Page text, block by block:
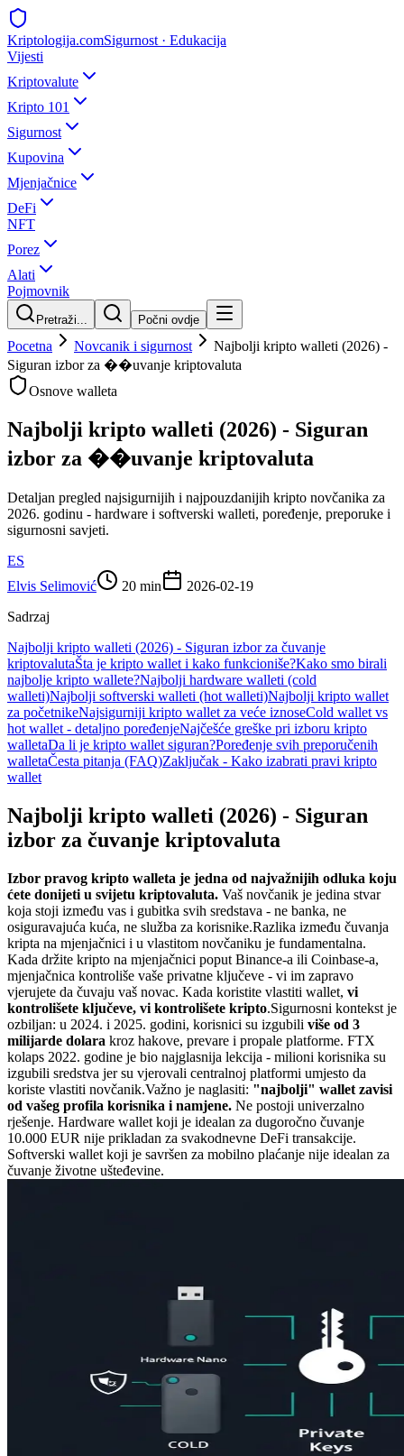
Kriptologija.comSigurnost · Edukacija
Vijesti
Kriptovalute
Kripto 101
Sigurnost
Kupovina
Mjenjačnice
DeFi
NFT
Porez
Alati
Pojmovnik
Pretraži... Počni ovdje
Pocetna Novcanik i sigurnost
Najbolji kripto walleti (2026) -
Siguran izbor za ��uvanje kriptovaluta
Osnove walleta
Najbolji kripto walleti (2026) - Siguran
izbor za ��uvanje kriptovaluta
Detaljan pregled najsigurnijih i najpouzdanijih kripto novčanika za
2026. godinu - hardware i softverski walleti, poređenje, preporuke i
sigurnosni savjeti.
ES
Elvis Selimović
20 min
2026-02-19
Sadrzaj
Najbolji kripto walleti (2026) - Siguran izbor za čuvanje
kriptovalutaŠta je kripto wallet i kako funkcioniše?Kako smo birali
najbolje kripto wallete?Najbolji hardware walleti (cold
walleti)Najbolji softverski walleti (hot walleti)Najbolji kripto wallet
za početnikeNajsigurniji kripto wallet za veće iznoseCold wallet vs
hot wallet - detaljno poređenjeNajčešće greške pri izboru kripto
walletaDa li je kripto wallet siguran?Poređenje svih preporučenih
walletaČesta pitanja (FAQ)Zaključak - Kako izabrati pravi kripto
wallet
Najbolji kripto walleti (2026) - Siguran
izbor za čuvanje kriptovaluta
Izbor pravog kripto walleta je jedna od najvažnijih odluka koju
ćete donijeti u svijetu kriptovaluta. Vaš novčanik je jedina stvar
koja stoji između vas i gubitka svih sredstava - ne banka, ne
osiguravajuća kuća, ne služba za korisnike.Razlika između čuvanja
kripta na mjenjačnici i u vlastitom novčaniku je fundamentalna.
Kada držite kripto na mjenjačnici poput Binance-a ili Coinbase-a,
mjenjačnica kontroliše vaše privatne ključeve - vi im zapravo
vjerujete da čuvaju vaš novac. Kada koristite vlastiti wallet, vi
kontrolišete ključeve, vi kontrolišete kripto.Sigurnosni kontekst je
ozbiljan: u 2024. i 2025. godini, korisnici su izgubili više od 3
milijarde dolara kroz hakove, prevare i propale platforme. FTX
kolaps 2022. godine je bio najglasnija lekcija - milioni korisnika su
izgubili sredstva jer su vjerovali centralnoj platformi umjesto da
koriste vlastiti novčanik.Važno je naglasiti: "najbolji" wallet zavisi
od vašeg profila korisnika i namjene. Ne postoji univerzalno
rješenje. Hardware wallet koji je idealan za dugoročno čuvanje
10.000 EUR nije prikladan za svakodnevne DeFi transakcije.
Softverski wallet koji je savršen za mobilno plaćanje nije idealan za
čuvanje životne ušteđevine.